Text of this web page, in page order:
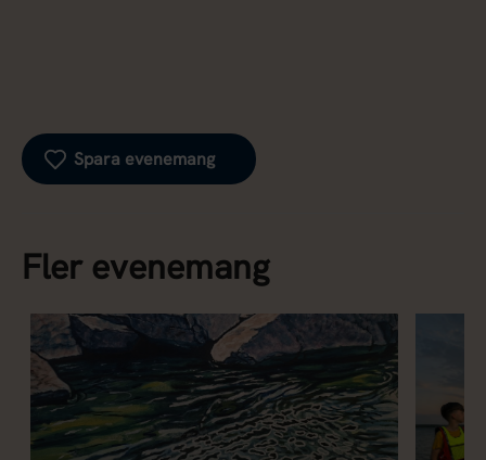
Spara evenemang
Fler evenemang